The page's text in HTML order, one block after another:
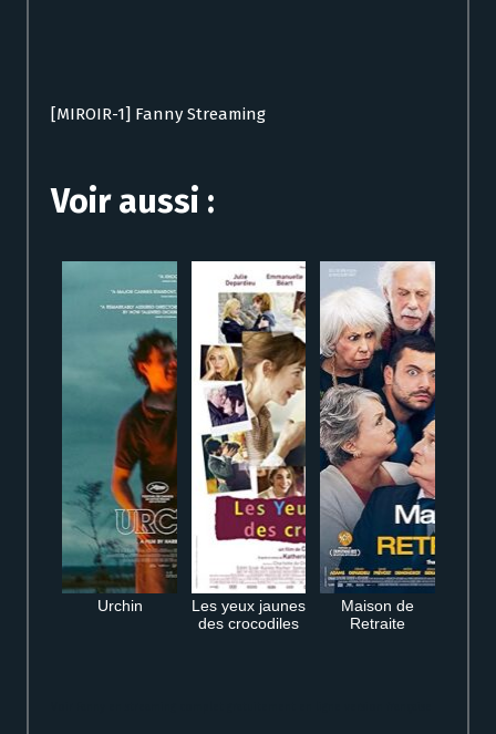
[MIROIR-1] Fanny Streaming
Voir aussi :
Urchin
Les yeux jaunes
des crocodiles
Maison de
Retraite